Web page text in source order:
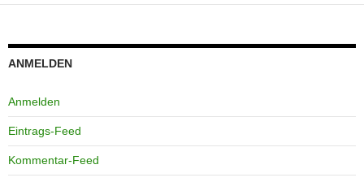
ANMELDEN
Anmelden
Eintrags-Feed
Kommentar-Feed